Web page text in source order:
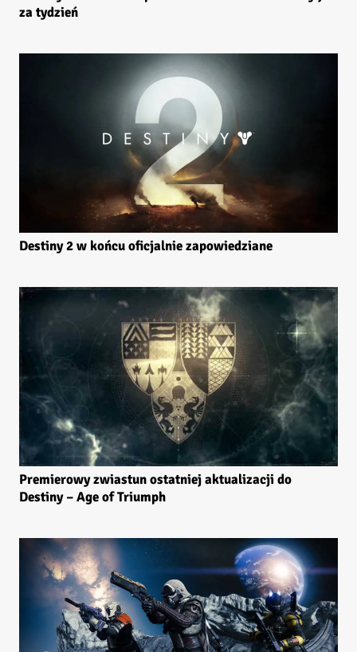
za tydzień
Destiny 2 w końcu oficjalnie zapowiedziane
Premierowy zwiastun ostatniej aktualizacji do
Destiny – Age of Triumph